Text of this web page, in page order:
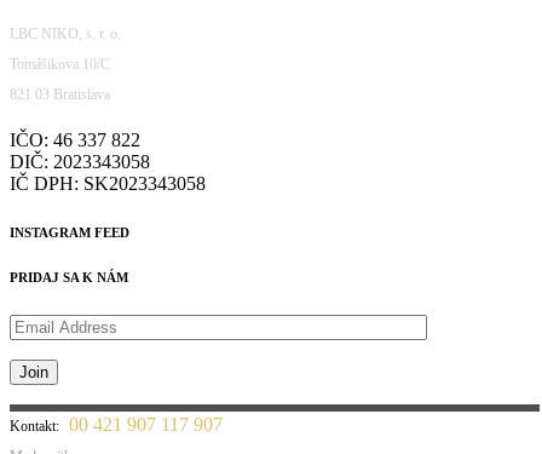
LBC NIKO, s. r. o.
Tomášikova 10/C
821 03 Bratislava
IČO: 46 337 822
DIČ: 2023343058
IČ DPH: SK2023343058
INSTAGRAM FEED
PRIDAJ SA K NÁM
Kontakt: 00 421 907 117 907